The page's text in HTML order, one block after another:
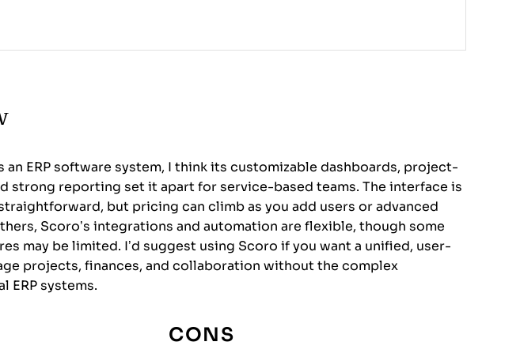
an ERP software system, I think its customizable dashboards, project-
strong reporting set it apart for service-based teams. The interface is
but pricing can climb as you add users or advanced
Scoro’s integrations and automation are flexible, though some
may be limited. I’d suggest using Scoro if you want a unified, user-
projects, finances, and collaboration without the complex
ERP systems.
CONS